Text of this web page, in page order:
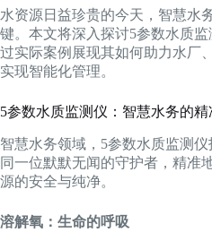
水资源日益珍贵的今天，智慧水
键。本文将深入探讨5参数水质
过实际案例展现其如何助力水厂
实现智能化管理。
5参数水质监测仪：智慧水务的
智慧水务领域，5参数水质监测
同一位默默无闻的守护者，精准
源的安全与纯净。
溶解氧：生命的呼吸